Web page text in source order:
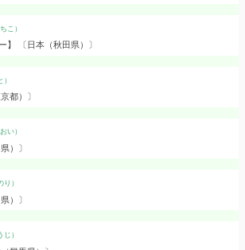
こ）
】 〔日本（秋田県）〕
都）〕
い）
）〕
）
）〕
じ）